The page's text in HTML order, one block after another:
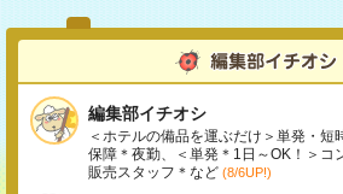
編集部イチオシ
＜ホテルの備品を運ぶだけ＞単発・短
保障＊夜勤、＜単発＊1日～OK！＞コ
販売スタッフ＊など (8/6UP!)